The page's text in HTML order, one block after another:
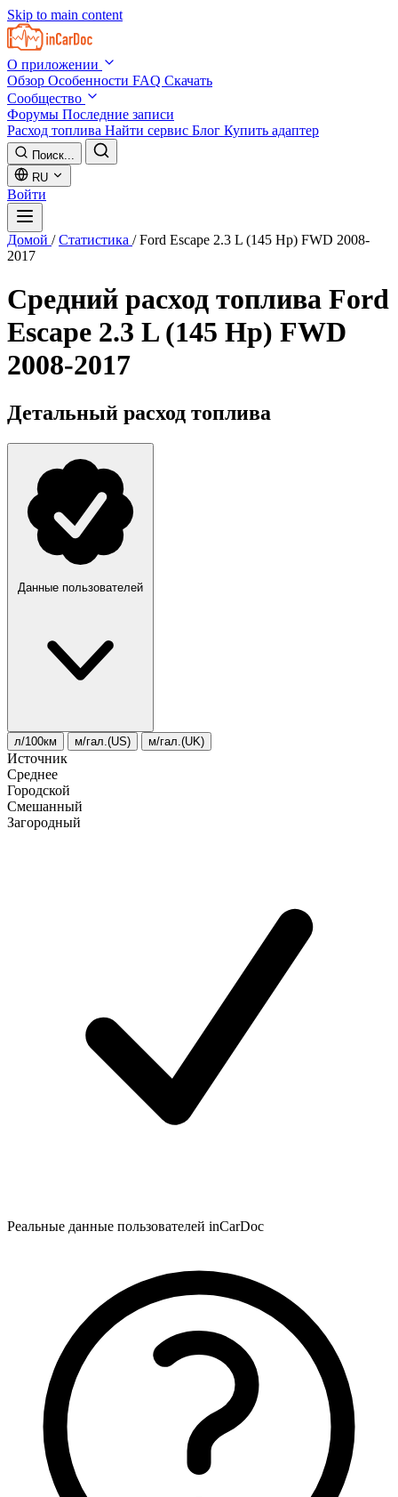
Skip to main content
О приложении
Обзор Особенности FAQ Скачать
Сообщество
Форумы Последние записи
Расход топлива Найти сервис Блог Купить адаптер
Поиск...
RU
Войти
Домой / Статистика / Ford Escape 2.3 L (145 Hp) FWD 2008-
2017
Средний расход топлива Ford
Escape 2.3 L (145 Hp) FWD
2008-2017
Детальный расход топлива
Данные пользователей
л/100км м/гал.(US) м/гал.(UK)
Источник
Среднее
Городской
Смешанный
Загородный
Реальные данные пользователей inCarDoc